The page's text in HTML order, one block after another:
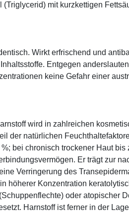
(Triglycerid) mit kurzkettigen
Wirkt erfrischend und
Entgegen
keine Gefahr einer
wird in zahlreichen
der natürlichen
bei chronisch trockener Haut
Er trägt zur
Verringerung des
höherer Konzentration
oder atopischer
Harnstoff ist ferner in der